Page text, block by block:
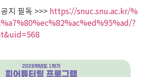
지 필독 >>> https://snuc.snu.ac.kr/%
?